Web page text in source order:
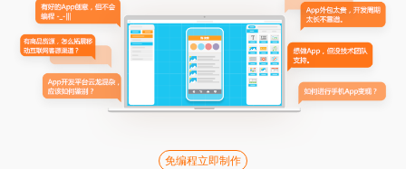
免编程立即制作